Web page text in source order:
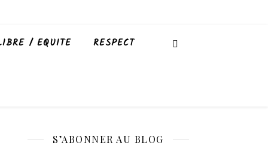
/ EQUITE RESPECT
S’ABONNER AU BLOG